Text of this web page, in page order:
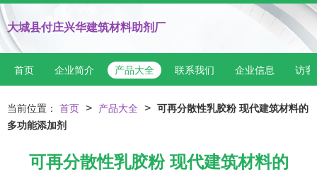
大城县付庄兴华建筑材料助剂厂
首页 企业简介 产品大全 联系我们 企业信息 访客
当前位置： 首页 > 产品大全 > 可再分散性乳胶粉 现代建筑材料的
多功能添加剂
可再分散性乳胶粉 现代建筑材料的